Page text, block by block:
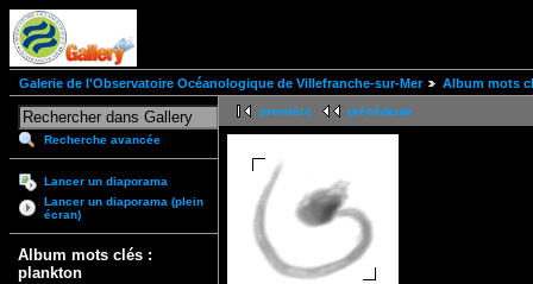
Galerie de l'Observatoire Océanologique de Villefranche-sur-Mer Album mots
Recherche avancée
Lancer un diaporama
Lancer un diaporama (plein
écran)
Album mots clés :
plankton
première précédente